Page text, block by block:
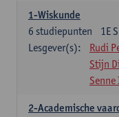
1-Wiskunde
1E
6 studiepunten
Lesgever(s):
Rudi
Stijn
2-Academische